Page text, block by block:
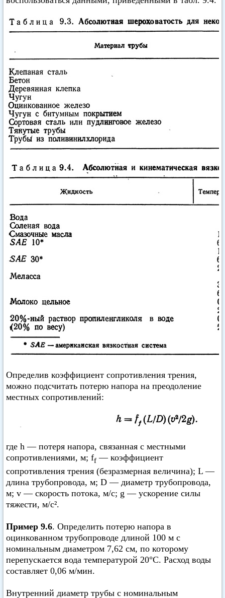
Определив коэффициент сопротивления трения,
можно подсчитать потерю напора на преодоление
местных сопротивлений:
где h — потеря напора, связанная с местными
сопротивлениями, м; ff — коэффициент
сопротивления трения (безразмерная величина); L —
длина трубопровода, м; D — диаметр трубопровода,
м; v — скорость потока, м/с; g — ускорение силы
тяжести, м/с².
Пример 9.6. Определить потерю напора в
оцинкованном трубопроводе длиной 100 м с
номинальным диаметром 7,62 см, по которому
перепускается вода температурой 20°C. Расход воды
составляет 0,06 м/мин.
Внутренний диаметр трубы с номинальным